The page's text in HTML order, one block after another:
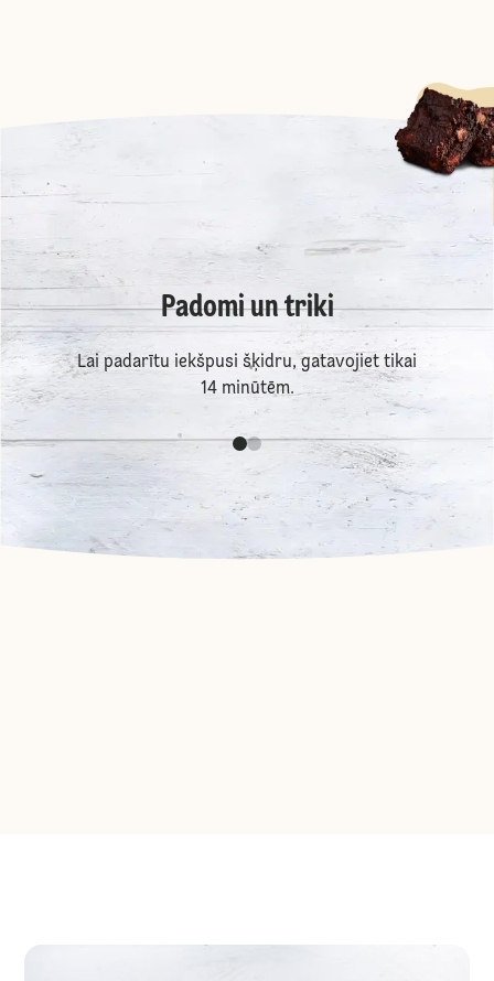
Padomi un triki
Lai padarītu iekšpusi šķidru, gatavojiet tikai
14 minūtēm.